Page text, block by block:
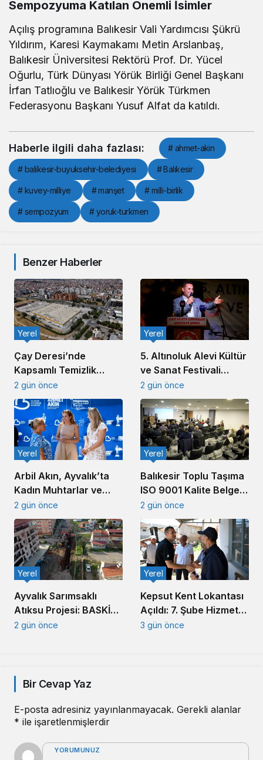
Sempozyuma Katılan Önemli İsimler
Açılış programına Balıkesir Vali Yardımcısı Şükrü
Yıldırım, Karesi Kaymakamı Metin Arslanbaş,
Balıkesir Üniversitesi Rektörü Prof. Dr. Yücel
Oğurlu, Türk Dünyası Yörük Birliği Genel Başkanı
İrfan Tatlıoğlu ve Balıkesir Yörük Türkmen
Federasyonu Başkanı Yusuf Alfat da katıldı.
Haberle ilgili daha fazlası: # ahmet-akin
# balikesir-buyuksehir-belediyesi # Balıkesir
# kuvey-milliye # manşet # milli-birlik
# sempozyum # yoruk-turkmen
Benzer Haberler
Çay Deresi’nde
Kapsamlı Temizlik
Çalışması Başlatıldı
Yerel
2 gün önce
5. Altınoluk Alevi Kültür
ve Sanat Festivali
Başladı
Yerel
2 gün önce
Arbil Akın, Ayvalık’ta
Kadın Muhtarlar ve
Muhtar Eşleriyle
Buluştu
Yerel
2 gün önce
Balıkesir Toplu Taşıma
ISO 9001 Kalite Belgesi
Aldı
Yerel
2 gün önce
Ayvalık Sarımsaklı
Atıksu Projesi: BASKİ
Altyapıda Hız Kesmiyor
Yerel
2 gün önce
Kepsut Kent Lokantası
Açıldı: 7. Şube Hizmete
Girdi
Yerel
3 gün önce
Bir Cevap Yaz
E-posta adresiniz yayınlanmayacak. Gerekli alanlar
* ile işaretlenmişlerdir
YORUMUNUZ